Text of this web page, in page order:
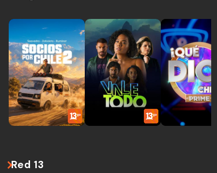
Red 13